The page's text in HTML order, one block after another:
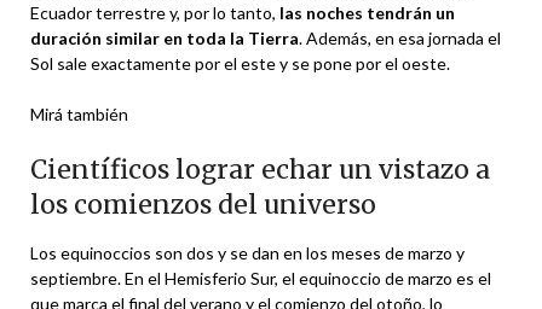
Ecuador terrestre y, por lo tanto, las noches tendrán un
duración similar en toda la Tierra. Además, en esa jornada el
Sol sale exactamente por el este y se pone por el oeste.
Mirá también
Científicos lograr echar un vistazo a
los comienzos del universo
Los equinoccios son dos y se dan en los meses de marzo y
septiembre. En el Hemisferio Sur, el equinoccio de marzo es el
que marca el final del verano y el comienzo del otoño, lo